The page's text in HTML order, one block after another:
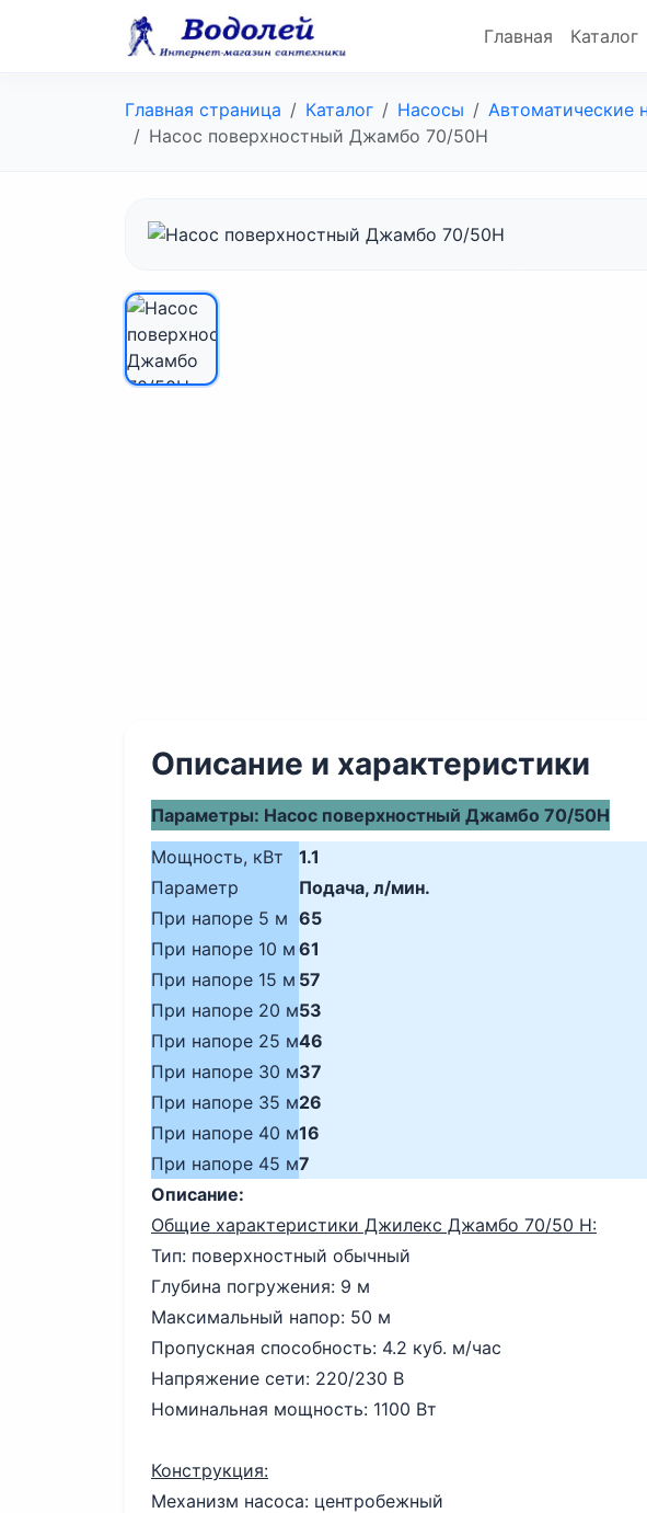
Главная Каталог
Главная страница Каталог Насосы
Автоматические
Насос поверхностный Джамбо 70/50Н
Описание и характеристики
Параметры: Насос поверхностный Джамбо 70/50Н
Мощность, кВт
1.1
Параметр
Подача, л/мин.
При напоре 5 м 65
При напоре 10 м 61
При напоре 15 м 57
При напоре 20 м53
При напоре 25 м46
При напоре 30 м37
При напоре 35 м26
При напоре 40 м16
При напоре 45 м7
Описание:
Общие характеристики Джилекс Джамбо 70/50 Н:
Тип: поверхностный обычный
Глубина погружения: 9 м
Максимальный напор: 50 м
Пропускная способность: 4.2 куб. м/час
Напряжение сети: 220/230 В
Номинальная мощность: 1100 Вт
Конструкция:
Механизм насоса: центробежный